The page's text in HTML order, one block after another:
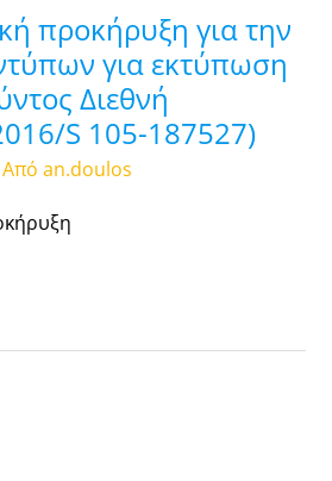
προκήρυξη για την
για εκτύπωση
Διεθνή
S 105-187527)
an.doulos